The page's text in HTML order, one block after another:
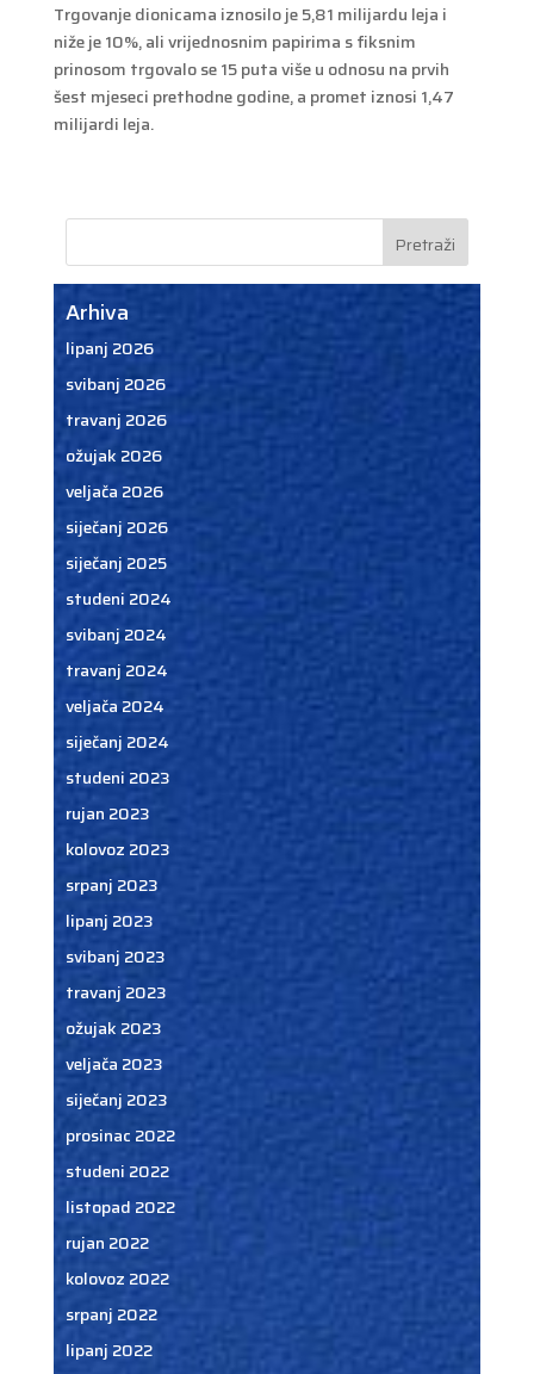
Trgovanje dionicama iznosilo je 5,81 milijardu leja i
niže je 10%, ali vrijednosnim papirima s fiksnim
prinosom trgovalo se 15 puta više u odnosu na prvih
šest mjeseci prethodne godine, a promet iznosi 1,47
milijardi leja.
Arhiva
lipanj 2026
svibanj 2026
travanj 2026
ožujak 2026
veljača 2026
siječanj 2026
siječanj 2025
studeni 2024
svibanj 2024
travanj 2024
veljača 2024
siječanj 2024
studeni 2023
rujan 2023
kolovoz 2023
srpanj 2023
lipanj 2023
svibanj 2023
travanj 2023
ožujak 2023
veljača 2023
siječanj 2023
prosinac 2022
studeni 2022
listopad 2022
rujan 2022
kolovoz 2022
srpanj 2022
lipanj 2022